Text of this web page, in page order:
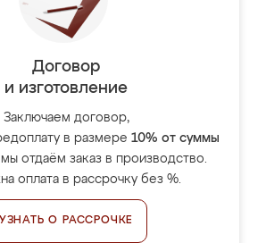
Договор
и изготовление
Заключаем договор,
в размере 10% от суммы
отдаём заказ в производство.
оплата в рассрочку без %.
УЗНАТЬ О РАССРОЧКЕ